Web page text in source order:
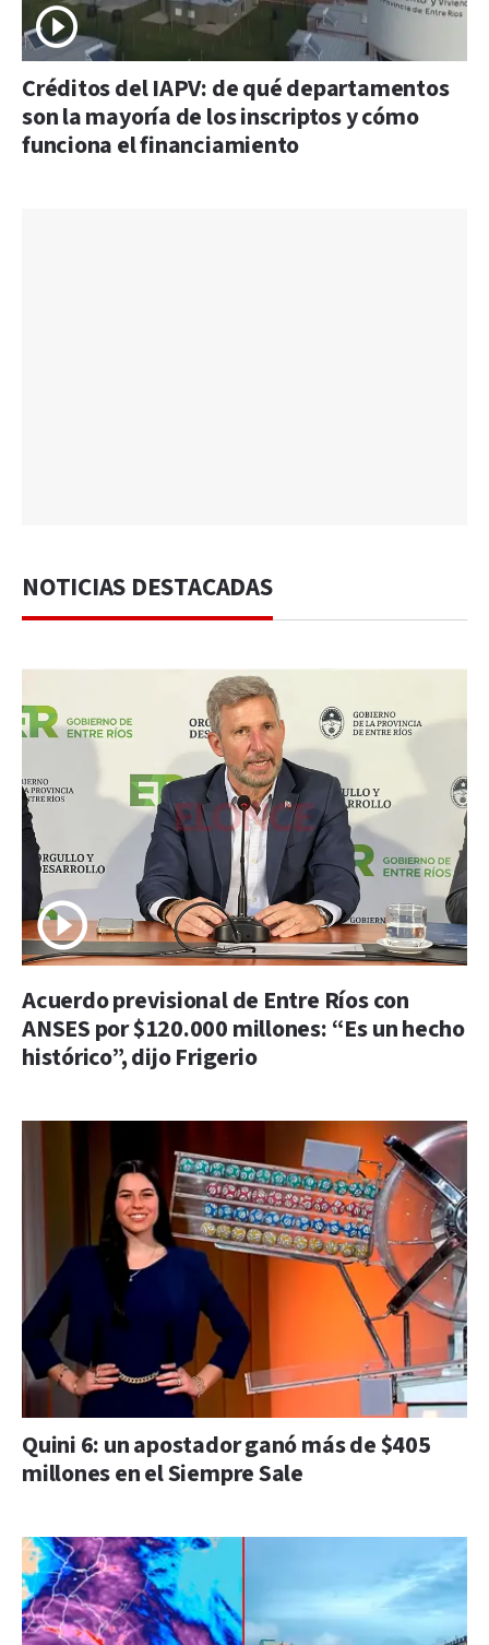
Créditos del IAPV: de qué departamentos
son la mayoría de los inscriptos y cómo
funciona el financiamiento
NOTICIAS DESTACADAS
Acuerdo previsional de Entre Ríos con
ANSES por $120.000 millones: “Es un hecho
histórico”, dijo Frigerio
Quini 6: un apostador ganó más de $405
millones en el Siempre Sale